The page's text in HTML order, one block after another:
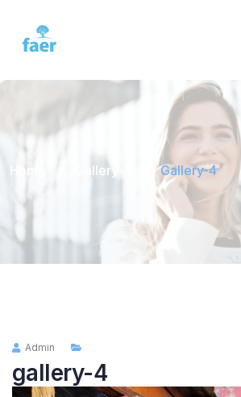
Home Gallery-4 Gallery-4
Admin
gallery-4